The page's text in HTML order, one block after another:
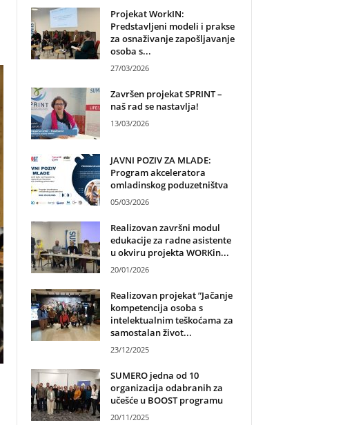
Projekat WorkIN:
Predstavljeni modeli i prakse
za osnaživanje zapošljavanje
osoba s...
27/03/2026
Završen projekat SPRINT –
naš rad se nastavlja!
13/03/2026
JAVNI POZIV ZA MLADE:
Program akceleratora
omladinskog poduzetništva
05/03/2026
Realizovan završni modul
edukacije za radne asistente
u okviru projekta WORKin...
20/01/2026
Realizovan projekat ”Jačanje
kompetencija osoba s
intelektualnim teškoćama za
samostalan život...
23/12/2025
SUMERO jedna od 10
organizacija odabranih za
učešće u BOOST programu
20/11/2025